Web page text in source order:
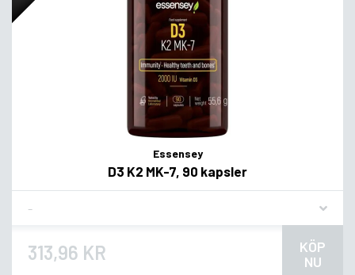
Essensey
D3 K2 MK-7, 90 kapsler
313,96 KR
KÖP
NU